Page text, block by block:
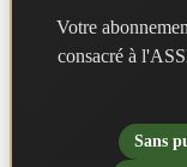
Votre
consacré à
Sans